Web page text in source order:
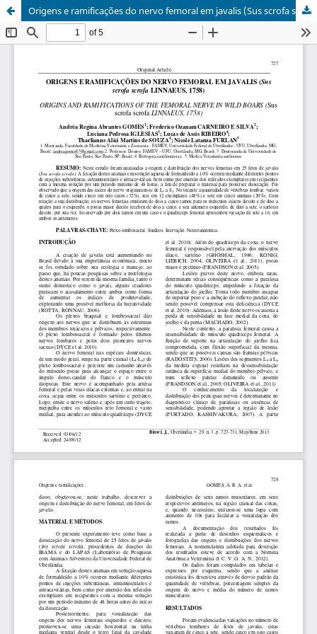
Origens e ramificações do nervo femoral em javalis (Sus scrofa scrofa Linnaeu, 1758)